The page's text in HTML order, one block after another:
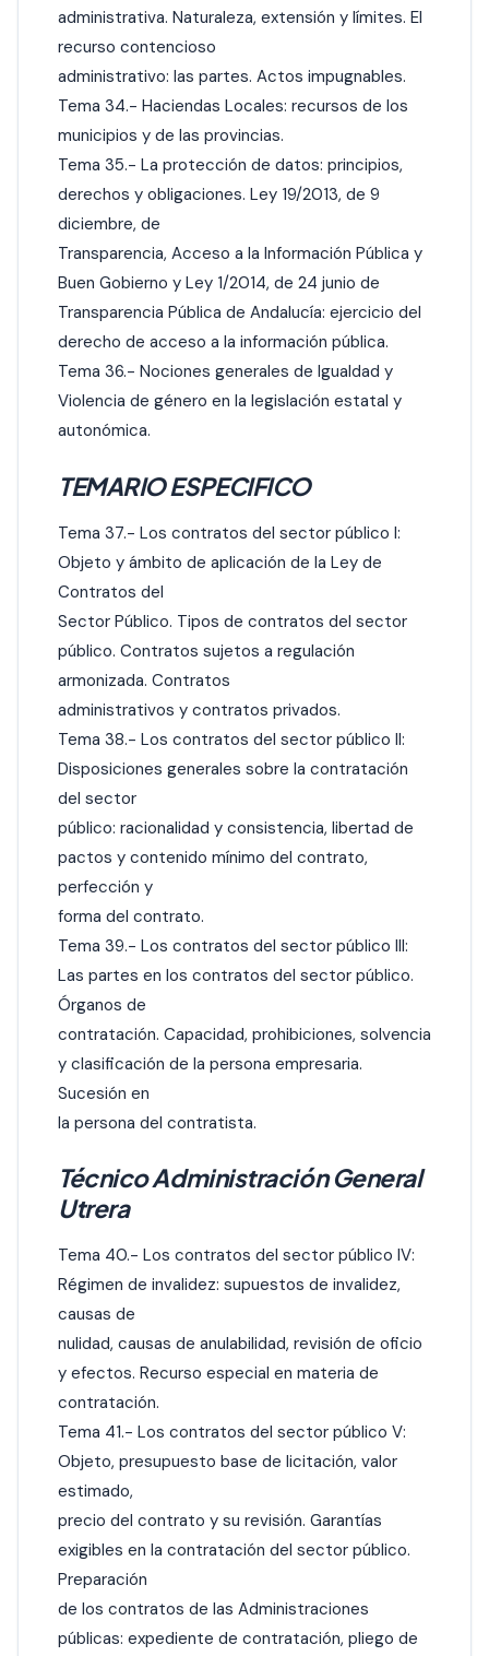
administrativa. Naturaleza, extensión y límites. El
recurso contencioso
administrativo: las partes. Actos impugnables.
Tema 34.- Haciendas Locales: recursos de los
municipios y de las provincias.
Tema 35.- La protección de datos: principios,
derechos y obligaciones. Ley 19/2013, de 9
diciembre, de
Transparencia, Acceso a la Información Pública y
Buen Gobierno y Ley 1/2014, de 24 junio de
Transparencia Pública de Andalucía: ejercicio del
derecho de acceso a la información pública.
Tema 36.- Nociones generales de Igualdad y
Violencia de género en la legislación estatal y
autonómica.
TEMARIO ESPECIFICO
Tema 37.- Los contratos del sector público I:
Objeto y ámbito de aplicación de la Ley de
Contratos del
Sector Público. Tipos de contratos del sector
público. Contratos sujetos a regulación
armonizada. Contratos
administrativos y contratos privados.
Tema 38.- Los contratos del sector público II:
Disposiciones generales sobre la contratación
del sector
público: racionalidad y consistencia, libertad de
pactos y contenido mínimo del contrato,
perfección y
forma del contrato.
Tema 39.- Los contratos del sector público III:
Las partes en los contratos del sector público.
Órganos de
contratación. Capacidad, prohibiciones, solvencia
y clasificación de la persona empresaria.
Sucesión en
la persona del contratista.
Técnico Administración General
Utrera
Tema 40.- Los contratos del sector público IV:
Régimen de invalidez: supuestos de invalidez,
causas de
nulidad, causas de anulabilidad, revisión de oficio
y efectos. Recurso especial en materia de
contratación.
Tema 41.- Los contratos del sector público V:
Objeto, presupuesto base de licitación, valor
estimado,
precio del contrato y su revisión. Garantías
exigibles en la contratación del sector público.
Preparación
de los contratos de las Administraciones
públicas: expediente de contratación, pliego de